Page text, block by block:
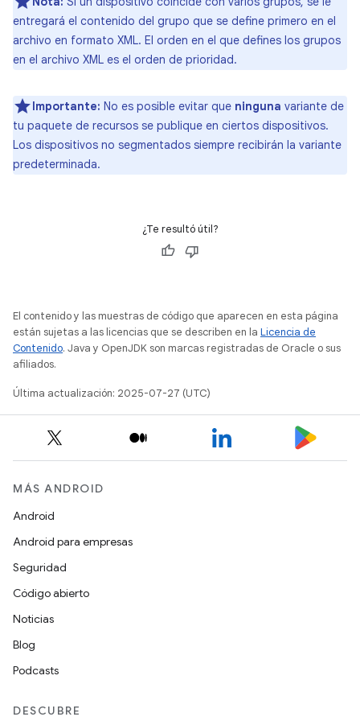
entregará el contenido del grupo que se define primero en el
archivo en formato XML. El orden en el que defines los grupos
en el archivo XML es el orden de prioridad.
Importante: No es posible evitar que ninguna variante de
tu paquete de recursos se publique en ciertos dispositivos.
Los dispositivos no segmentados siempre recibirán la variante
predeterminada.
¿Te resultó útil?
El contenido y las muestras de código que aparecen en esta página
están sujetas a las licencias que se describen en la Licencia de
Contenido. Java y OpenJDK son marcas registradas de Oracle o sus
afiliados.
Última actualización: 2025-07-27 (UTC)
MÁS ANDROID
Android
Android para empresas
Seguridad
Código abierto
Noticias
Blog
Podcasts
DESCUBRE